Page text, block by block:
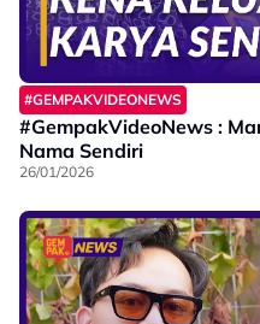
#GEMPAKVIDEONEWS
#GempakVideoNews :
Nama Sendiri
26/01/2026